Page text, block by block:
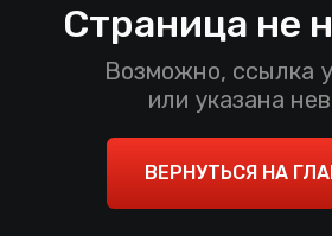
Страница не
Возможно, ссылка
или указана
ВЕРНУТЬСЯ НА